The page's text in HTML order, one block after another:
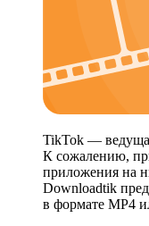
TikTok —
К сожалению,
приложения на
Downloadtik
в формате MP4